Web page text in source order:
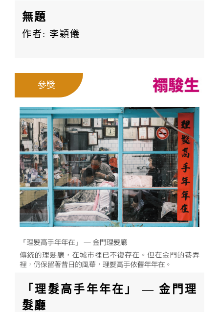
無題
作者: 李穎儀
參獎
「理髮高手年年在」 — 金門理
髮廳